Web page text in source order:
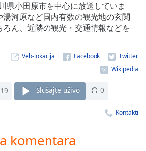
県小田原市を中心に放送していま
河原など国内有数の観光地の玄関
ろん、近隣の観光・交通情報などを
Veb-lokacija
19 Slušajte uživo 0
Kontakti
komentara